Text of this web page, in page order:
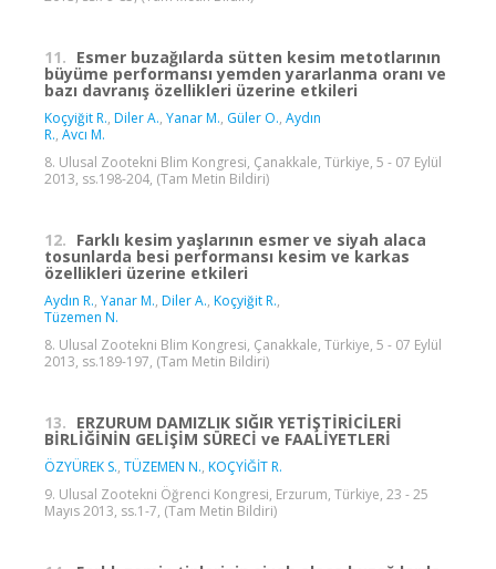
11. Esmer buzağılarda sütten kesim metotlarının
büyüme performansı yemden yararlanma oranı ve
bazı davranış özellikleri üzerine etkileri
Koçyiğit R., Diler A., Yanar M., Güler O., Aydın
R., Avcı M.
8. Ulusal Zootekni Blim Kongresi, Çanakkale, Türkiye, 5 - 07 Eylül
2013, ss.198-204, (Tam Metin Bildiri)
12. Farklı kesim yaşlarının esmer ve siyah alaca
tosunlarda besi performansı kesim ve karkas
özellikleri üzerine etkileri
Aydın R., Yanar M., Diler A., Koçyiğit R.,
Tüzemen N.
8. Ulusal Zootekni Blim Kongresi, Çanakkale, Türkiye, 5 - 07 Eylül
2013, ss.189-197, (Tam Metin Bildiri)
13. ERZURUM DAMIZLIK SIĞIR YETİŞTİRİCİLERİ
BİRLİĞİNİN GELİŞİM SÜRECİ ve FAALİYETLERİ
ÖZYÜREK S., TÜZEMEN N., KOÇYİĞİT R.
9. Ulusal Zootekni Öğrenci Kongresi, Erzurum, Türkiye, 23 - 25
Mayıs 2013, ss.1-7, (Tam Metin Bildiri)